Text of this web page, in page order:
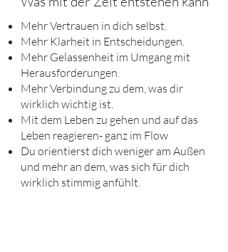
Mehr Vertrauen in dich selbst.
Mehr Klarheit in Entscheidungen.
Mehr Gelassenheit im Umgang mit
Herausforderungen.
Mehr Verbindung zu dem, was dir
wirklich wichtig ist.
Mit dem Leben zu gehen und auf das
Leben reagieren- ganz im Flow
Du orientierst dich weniger am Außen
und mehr an dem, was sich für dich
wirklich stimmig anfühlt.